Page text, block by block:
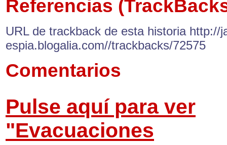
Referencias
URL de trackback de esta historia http://
espia.blogalia.com//trackbacks/72575
Comentarios
Pulse aquí para ver
"Evacuaciones